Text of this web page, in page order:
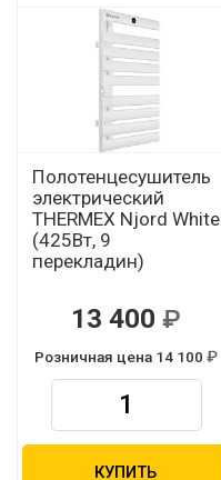
Полотенцесушитель
электрический
THERMEX Njord White
(425Вт, 9
перекладин)
13 400
Розничная цена 14 100
КУПИТЬ